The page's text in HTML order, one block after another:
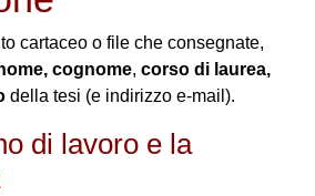
cartaceo o file che consegnate,
cognome, corso di laurea,
della tesi (e indirizzo e-mail).
di lavoro e la